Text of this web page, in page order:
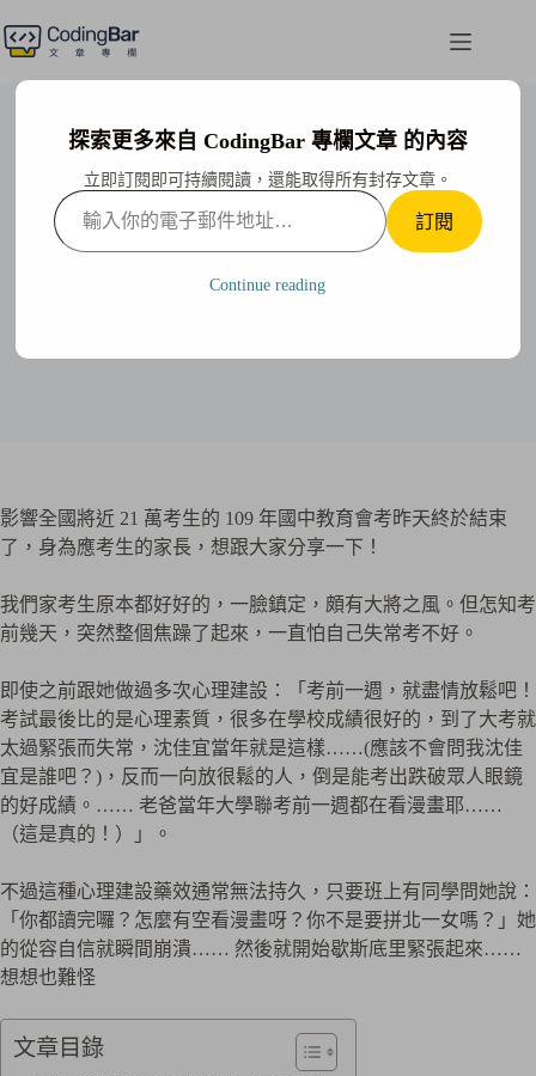
至
會考結束後，才是孩子未來人生挑戰的開始！
Uncle Jerry 2020-05-25
影響全國將近 21 萬考生的 109 年國中教育會考昨天終於結束
了，身為應考生的家長，想跟大家分享一下！
我們家考生原本都好好的，一臉鎮定，頗有大將之風。但怎知考
前幾天，突然整個焦躁了起來，一直怕自己失常考不好。
即使之前跟她做過多次心理建設：「考前一週，就盡情放鬆吧！
考試最後比的是心理素質，很多在學校成績很好的，到了大考就
太過緊張而失常，沈佳宜當年就是這樣……(應該不會問我沈佳
宜是誰吧？)，反而一向放很鬆的人，倒是能考出跌破眾人眼鏡
的好成績。…… 老爸當年大學聯考前一週都在看漫畫耶……
（這是真的！）」。
不過這種心理建設藥效通常無法持久，只要班上有同學問她說：
「你都讀完囉？怎麼有空看漫畫呀？你不是要拼北一女嗎？」她
的從容自信就瞬間崩潰…… 然後就開始歇斯底里緊張起來……
想想也難怪
文章目錄
探索更多來自 CodingBar 專欄文章 的內容
立即訂閱即可持續閱讀，還能取得所有封存文章。
輸
入
你
訂閱
Continue reading